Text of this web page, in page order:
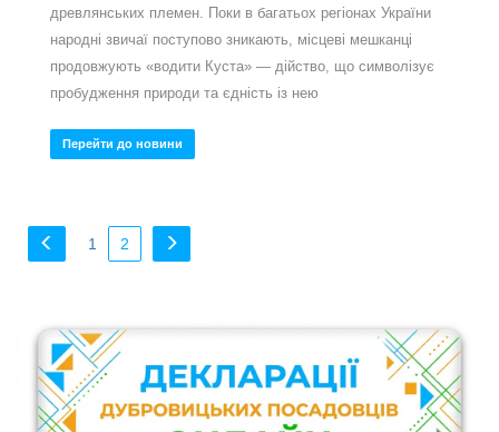
древлянських племен. Поки в багатьох регіонах України
народні звичаї поступово зникають, місцеві мешканці
продовжують «водити Куста» — дійство, що символізує
пробудження природи та єдність із нею
Перейти до новини
1 2